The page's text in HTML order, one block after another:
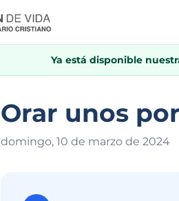
Ya está disponible
Orar unos
domingo, 10 de marzo de 2024